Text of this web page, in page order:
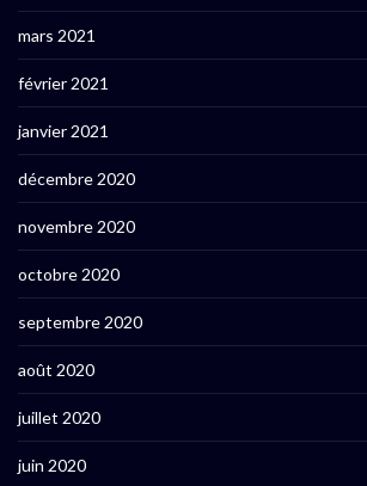
mars 2021
février 2021
janvier 2021
décembre 2020
novembre 2020
octobre 2020
septembre 2020
août 2020
juillet 2020
juin 2020